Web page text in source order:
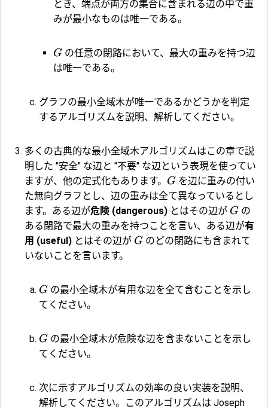
とき、端点が両方の集合に含まれる辺の中で重
みが最小なものは唯一である。
G の任意の閉路において、最大の重みを持つ辺
は唯一である。
グラフの最小全域木が唯一であるかどうかを判定
するアルゴリズムを説明、解析してください。
多くの古典的な最小全域木アルゴリズムはこの章で説
明した "安全" な辺と "不要" な辺という表現を使ってい
ますが、他の定式化もあります。 G を辺に重みの付い
た無向グラフとし、辺の重みは全て異なっているとし
ます。ある辺が危険 (dangerous) とはその辺が G の
ある閉路で最大の重みを持つことを言い、ある辺が有
用 (useful) とはその辺が G のどの閉路にも含まれて
いないことを言います。
G の最小全域木が有用な辺を全て含むことを示し
てください。
G の最小全域木が危険な辺を含まないことを示し
てください。
次に示すアルゴリズムの効率の良い実装を説明、
解析してください。このアルゴリズムは Joseph